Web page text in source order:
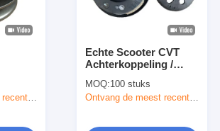
Ontvang de meest recente Prijs
Echte Scooter CVT
Achterkoppeling /
Aandrijving Assy Voor
Honda Activa S Vision
MOQ:100 stuks
Ontvang de meest recente Prijs